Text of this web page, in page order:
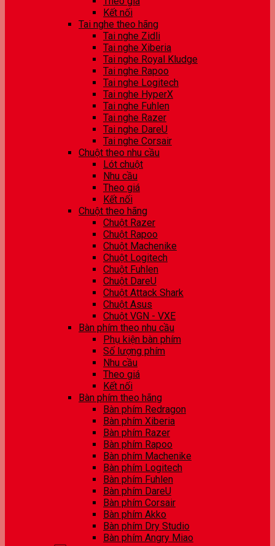
Kết nối
Tai nghe theo hãng
Tai nghe Zidli
Tai nghe Xiberia
Tai nghe Royal Kludge
Tai nghe Rapoo
Tai nghe Logitech
Tai nghe HyperX
Tai nghe Fuhlen
Tai nghe Razer
Tai nghe DareU
Tai nghe Corsair
Chuột theo nhu cầu
Lót chuột
Nhu cầu
Theo giá
Kết nối
Chuột theo hãng
Chuột Razer
Chuột Rapoo
Chuột Machenike
Chuột Logitech
Chuột Fuhlen
Chuột DareU
Chuột Attack Shark
Chuột Asus
Chuột VGN - VXE
Bàn phím theo nhu cầu
Phụ kiện bàn phím
Số lượng phím
Nhu cầu
Theo giá
Kết nối
Bàn phím theo hãng
Bàn phím Redragon
Bàn phím Xiberia
Bàn phím Razer
Bàn phím Rapoo
Bàn phím Machenike
Bàn phím Logitech
Bàn phím Fuhlen
Bàn phím DareU
Bàn phím Corsair
Bàn phím Akko
Bàn phím Dry Studio
Bàn phím Angry Miao